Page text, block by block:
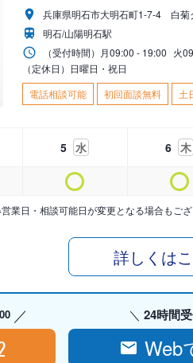
兵庫県明石市大明石町1-7-4 白菊
明石/山陽明石駅
（受付時間） 月09:00 - 19:00 火
（定休日）日曜日・祝日
電話相談可能
初回面談無料 土
5 水 6 木
業日・相談可能日が変更となる場合もご
詳しくは
24時間
Web